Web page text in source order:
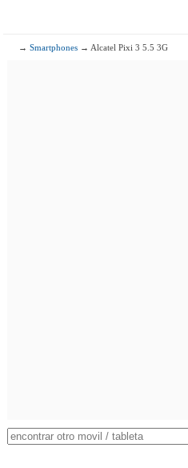
→Smartphones → Alcatel Pixi 3 5.5 3G